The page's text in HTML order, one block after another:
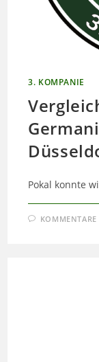
3. KOMPANIE
Pokal konnte
KOMMENTARE